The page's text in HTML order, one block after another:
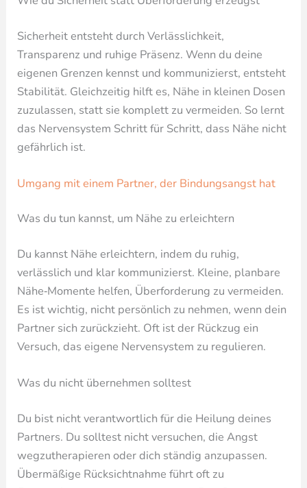
Sicherheit entsteht durch Verlässlichkeit,
Transparenz und ruhige Präsenz. Wenn du deine
eigenen Grenzen kennst und kommunizierst, entsteht
Stabilität. Gleichzeitig hilft es, Nähe in kleinen Dosen
zuzulassen, statt sie komplett zu vermeiden. So lernt
das Nervensystem Schritt für Schritt, dass Nähe nicht
gefährlich ist.
Umgang mit einem Partner, der Bindungsangst hat
Was du tun kannst, um Nähe zu erleichtern
Du kannst Nähe erleichtern, indem du ruhig,
verlässlich und klar kommunizierst. Kleine, planbare
Nähe‑Momente helfen, Überforderung zu vermeiden.
Es ist wichtig, nicht persönlich zu nehmen, wenn dein
Partner sich zurückzieht. Oft ist der Rückzug ein
Versuch, das eigene Nervensystem zu regulieren.
Was du nicht übernehmen solltest
Du bist nicht verantwortlich für die Heilung deines
Partners. Du solltest nicht versuchen, die Angst
wegzutherapieren oder dich ständig anzupassen.
Übermäßige Rücksichtnahme führt oft zu